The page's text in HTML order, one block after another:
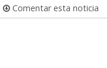
Comentar esta noticia